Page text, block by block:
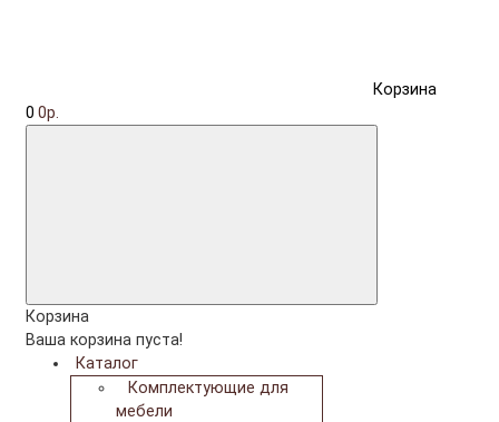
Корзина
0 0р.
Корзина
Ваша корзина пуста!
Каталог
Комплектующие для
мебели